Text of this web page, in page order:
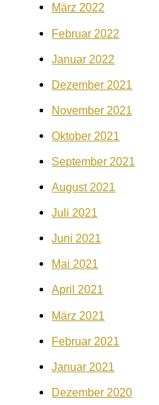
März 2022
Februar 2022
Januar 2022
Dezember 2021
November 2021
Oktober 2021
September 2021
August 2021
Juli 2021
Juni 2021
Mai 2021
April 2021
März 2021
Februar 2021
Januar 2021
Dezember 2020